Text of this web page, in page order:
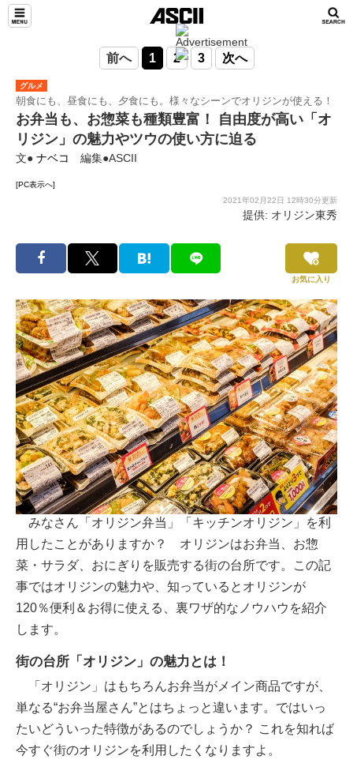
前へ 1 2 3 次へ
グルメ
朝食にも、昼食にも、夕食にも。様々なシーンでオリジンが使える！
お弁当も、お惣菜も種類豊富！ 自由度が高い「オ
リジン」の魅力やツウの使い方に迫る
文● ナベコ 編集●ASCII
[PC表示へ]
2021年02月22日 12時30分更新
提供: オリジン東秀
お気に入り
みなさん「オリジン弁当」「キッチンオリジン」を利
用したことがありますか？ オリジンはお弁当、お惣
菜・サラダ、おにぎりを販売する街の台所です。この記
事ではオリジンの魅力や、知っているとオリジンが
120％便利＆お得に使える、裏ワザ的なノウハウを紹介
します。
街の台所「オリジン」の魅力とは！
「オリジン」はもちろんお弁当がメイン商品ですが、
単なる“お弁当屋さん”とはちょっと違います。ではいっ
たいどういった特徴があるのでしょうか？ これを知れば
今すぐ街のオリジンを利用したくなりますよ。